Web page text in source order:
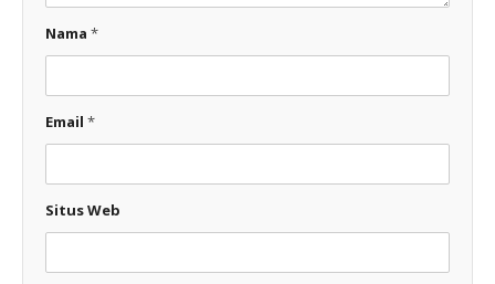
Nama *
Email *
Situs Web